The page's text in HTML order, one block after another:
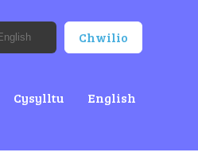
Cysylltu English